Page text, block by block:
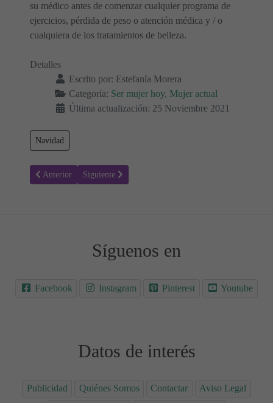
su médico antes de comenzar cualquier programa de
ejercicios, pérdida de peso o atención médica y / o
cualquiera de los tratamientos de belleza.
Detalles
Escrito por: Estefanía Morera
Categoría: Ser mujer hoy, Mujer actual
Última actualización: 25 Noviembre 2021
Navidad
Artículo anterior: ¿Cómo hacer que una familia reconstituida
Anterior Artículo siguiente: 🌈 Bebés Arcoíris, un regalo
Siguiente
Síguenos en
Facebook Instagram Pinterest Youtube
Datos de interés
Publicidad Quiénes Somos Contactar Aviso Legal